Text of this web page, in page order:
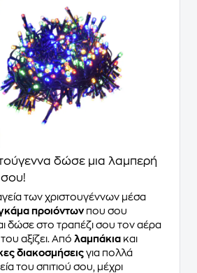
δώσε μια λαμπερή
σου!
των χριστουγέννων μέσα
προιόντωνπου σου
δώσε στο τραπέζι σου τον αέρα
αξίζει. Από λαμπάκια και
διακοσμήσεις για πολλά
του σπιτιού σου, μέχρι